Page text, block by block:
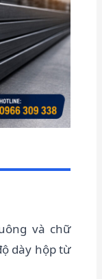
và chữ
dày hộp từ